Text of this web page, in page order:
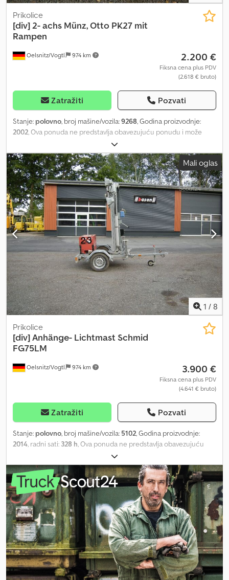
Oelsnitz/Vogtl. 974 km
Prikolice
[div]2- achs Münz, Otto PK27 mit
Rampen
2.200 €
Fiksna cena plus PDV
(2.618 € bruto)
Zatražiti Pozvati
Stanje: polovno, broj mašine/vozila:9268, Godina proizvodnje:
2002 , Ova ponuda ne predstavlja obavezujuću ponudu i može
sadržati greške. Ne daje se garancija za sve navedene podatke.
Ova ponuda ne predstavlja obavezujuću ponudu i može sadržati
greške. Ne daje se garancija za sve navedene podatke. Cjdpfx
Ahjzb Tuisfsha
Mali oglas
1 / 8
Oelsnitz/Vogtl. 974 km
Prikolice
[div]Anhänge- Lichtmast Schmid
FG75LM
3.900 €
Fiksna cena plus PDV
(4.641 € bruto)
Zatražiti Pozvati
Stanje: polovno, broj mašine/vozila: 5102, Godina proizvodnje:
2014, radni sati: 328 h, Ova ponuda ne predstavlja obavezujuću
ponudu i može sadržati greške. Ne postoji garancija za sve
navedene podatke. Ova ponuda ne predstavlja obavezujuću
ponudu i može sadržati greške. Ne postoji garancija za sve
navedene podatke. Csdpfx Aozb Ttrshfoha